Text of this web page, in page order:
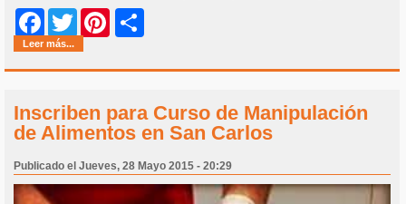
Facebook
Twitter Pinterest
Leer más...
Inscriben para Curso de Manipulación
de Alimentos en San Carlos
Publicado el Jueves, 28 Mayo 2015 - 20:29